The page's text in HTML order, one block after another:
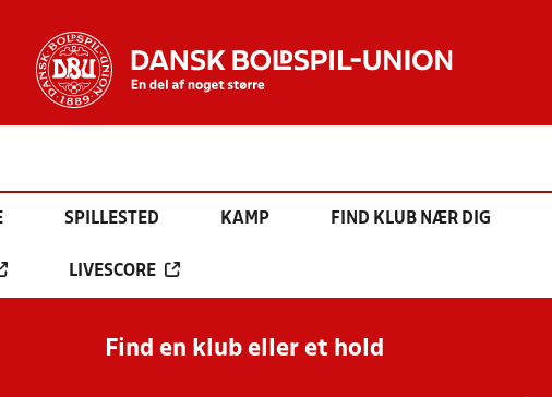
SPILLESTED KAMP FIND KLUB NÆR DIG
LIVESCORE
Find en klub eller et hold